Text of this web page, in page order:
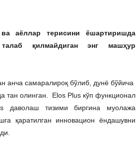
ва аёллар терисини ёшартиришда
талаб қилмайдиган энг машҳур
анча самаралироқ бўлиб, дунё бўйича
тан олинган. Еlos Plus кўп функционал
даволаш тизими биргина муолажа
қаратилган инновацион ёндашувни